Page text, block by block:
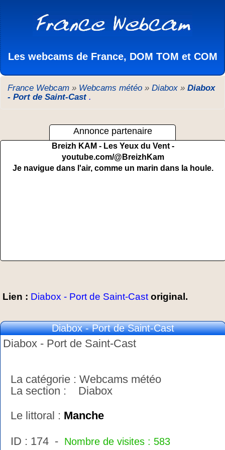
Les webcams de France, DOM TOM et COM
France Webcam » Webcams météo » Diabox » Diabox
- Port de Saint-Cast .
Annonce partenaire
Breizh KAM - Les Yeux du Vent -
youtube.com/@BreizhKam
Je navigue dans l'air, comme un marin dans la houle.
Lien : Diabox - Port de Saint-Castoriginal.
Diabox - Port de Saint-Cast
Diabox - Port de Saint-Cast
La catégorie : Webcams météo
La section : Diabox
Le littoral : Manche
ID : 174 - Nombre de visites : 583